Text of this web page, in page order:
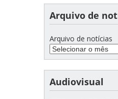
Arquivo de
Arquivo de notícias
Audiovisual